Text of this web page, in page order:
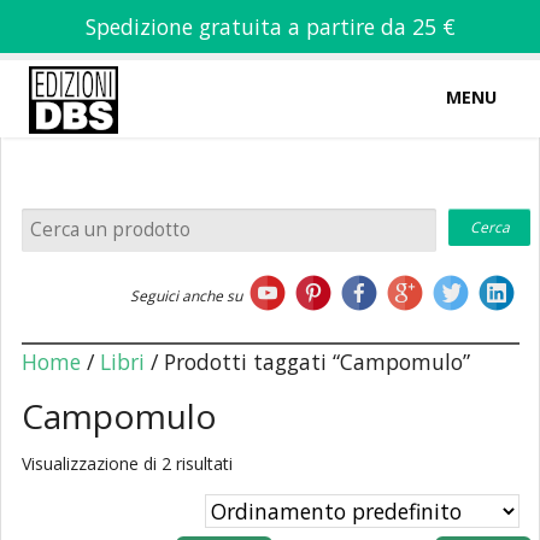
Spedizione gratuita a partire da 25 €
MENU
Home
Chi siamo
Libri
Seguici anche su
Home/ Libri / Prodotti taggati “Campomulo”
Campomulo
Visualizzazione di 2 risultati